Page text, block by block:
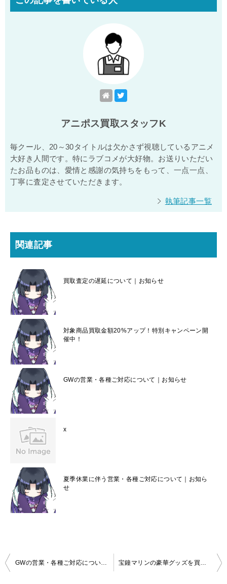
アニポス買取スタッフK
毎クール、20～30タイトルは欠かさず視聴しているアニメ
大好き人間です。特にラブコメが大好物。お送りいただい
たお品ものは、愛情と感謝の気持ちをもって、一点一点、
丁寧に査定させていただきます。
執筆記事一覧
関連記事
買取査定の遅延について｜お知らせ
対象商品買取金額20%アップ！特別キャンペーン開
催中！
GWの営業・各種ご対応について｜お知らせ
x
夏季休業に伴う営業・各種ご対応について｜お知ら
せ
投